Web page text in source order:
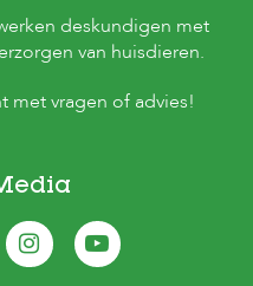
deskundigen met
van huisdieren.
met vragen of advies!